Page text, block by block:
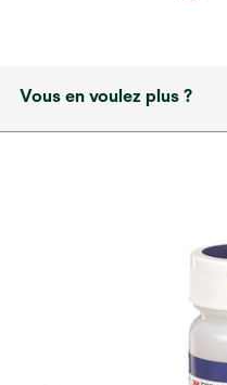
Vous en voulez plus ?